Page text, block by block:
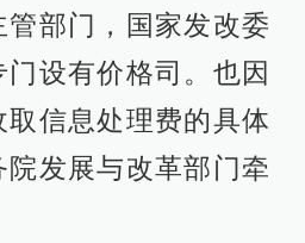
部门，国家发改委
设有价格司。也因
取信息处理费的具体
院发展与改革部门牵